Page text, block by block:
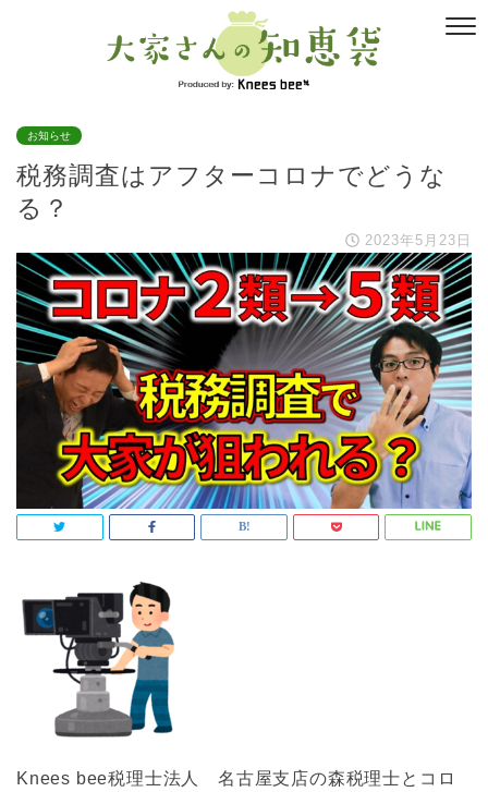
お知らせ
税務調査はアフターコロナでどうな
る？
2023年5月23日
Knees bee税理士法人 名古屋支店の森税理士とコロ